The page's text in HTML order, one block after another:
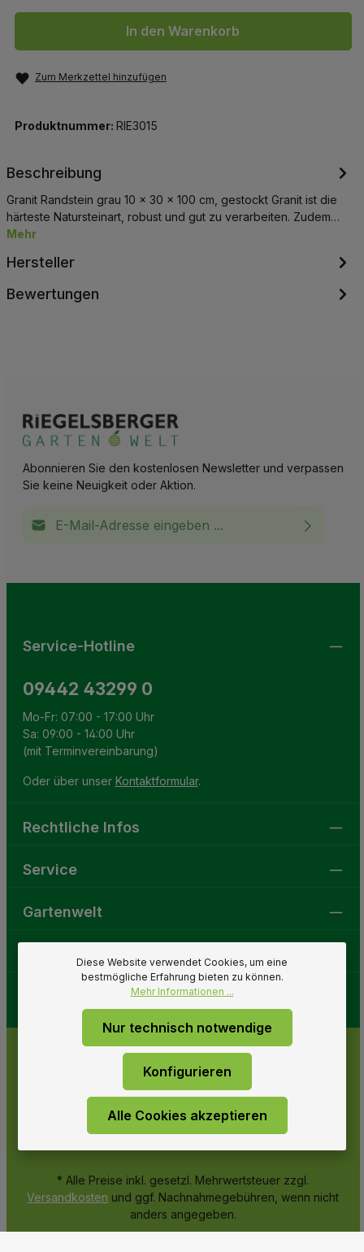
In den Warenkorb
Zum Merkzettel hinzufügen
Produktnummer: RIE3015
Beschreibung
Granit Randstein grau 10 x 30 x 100 cm, gestockt Granit ist die
härteste Natursteinart, robust und gut zu verarbeiten. Zudem…
Mehr
Hersteller
Bewertungen
Abonnieren Sie den kostenlosen Newsletter und verpassen
Sie keine Neuigkeit oder Aktion.
Service-Hotline
09442 43299 0
Mo-Fr: 07:00 - 17:00 Uhr
Sa: 09:00 - 14:00 Uhr
(mit Terminvereinbarung)
Oder über unser Kontaktformular.
Rechtliche Infos
Service
Gartenwelt
* Alle Preise inkl. gesetzl. Mehrwertsteuer zzgl.
Versandkosten und ggf. Nachnahmegebühren, wenn nicht
anders angegeben.
Diese Website verwendet Cookies, um eine
bestmögliche Erfahrung bieten zu können.
Mehr Informationen ...
Nur technisch notwendige
Konfigurieren
Alle Cookies akzeptieren